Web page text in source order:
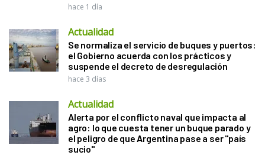
hace 1 día
Actualidad
Se normaliza el servicio de buques y puertos:
el Gobierno acuerda con los prácticos y
suspende el decreto de desregulación
hace 3 días
Actualidad
Alerta por el conflicto naval que impacta al
agro: lo que cuesta tener un buque parado y
el peligro de que Argentina pase a ser "país
sucio"